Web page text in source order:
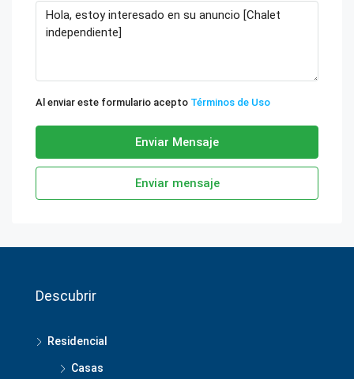
Al enviar este formulario acepto Términos de Uso
Enviar Mensaje
Enviar mensaje
Descubrir
Residencial
Casas